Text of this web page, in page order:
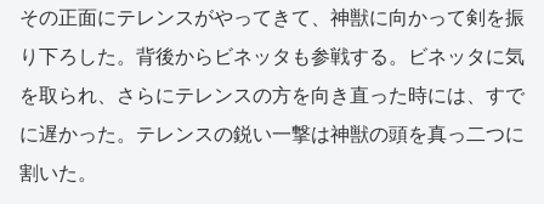
その正面にテレンスがやってきて、神獣に向かって剣を振
り下ろした。背後からビネッタも参戦する。ビネッタに気
を取られ、さらにテレンスの方を向き直った時には、すで
に遅かった。テレンスの鋭い一撃は神獣の頭を真っ二つに
割いた。